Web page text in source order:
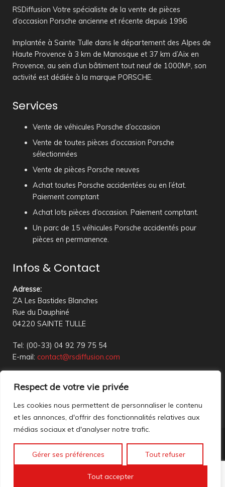
Respect de votre vie privée
Les cookies nous permettent de personnaliser le contenu
et les annonces, d'offrir des fonctionnalités relatives aux
médias sociaux et d'analyser notre trafic.
Gérer ses préférences Tout refuser
Tout accepter
RSDiffusion Votre spécialiste de la vente de pièces
d’occasion Porsche ancienne et récente depuis 1996
Implantée à Sainte Tulle dans le département des Alpes de
Haute Provence à 3 km de Manosque et 37 km d’Aix en
Provence, au sein d’un bâtiment tout neuf de 1000M², son
activité est dédiée à la marque PORSCHE.
Services
Vente de véhicules Porsche d’occasion
Vente de toutes pièces d’occasion Porsche
sélectionnées
Vente de pièces Porsche neuves
Achat toutes Porsche accidentées ou en l’état.
Paiement comptant
Achat lots pièces d’occasion. Paiement comptant.
Un parc de 15 véhicules Porsche accidentés pour
pièces en permanence.
Infos & Contact
Adresse:
ZA Les Bastides Blanches
Rue du Dauphiné
04220 SAINTE TULLE
Tel: (00-33) 04 92 79 75 54
E-mail: contact@rsdiffusion.com
18h00
Réception en magasin sur rendez-vous uniquement
Nous contacter
Mentions légales
Accéder à nos anciennes annonces